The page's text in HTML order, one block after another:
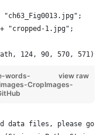
"cropped-1.jpg";
124, 90, 570, 571);
view raw
words-
CropImages-
data files, please go